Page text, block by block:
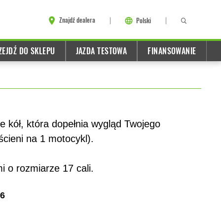
Znajdź dealera Polski
DO SKLEPU JAZDA TESTOWA FINANSOWANIE
kół, która dopełnia wygląd Twojego
na 1 motocykl).
o rozmiarze 17 cali.